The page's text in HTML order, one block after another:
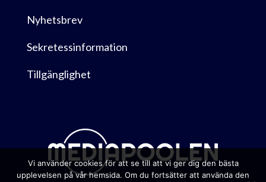
Nyhetsbrev
Sekretessinformation
Tillgänglighet
Vi använder cookies för att se till att vi ger dig den bästa
upplevelsen på vår hemsida. Om du fortsätter att använda den